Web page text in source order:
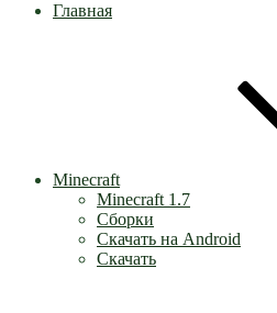
Главная
Minecraft
Minecraft 1.7
Сборки
Скачать на Android
Скачать